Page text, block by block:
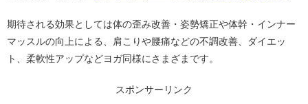
期待される効果としては体の歪み改善・姿勢矯正や体幹・インナー
マッスルの向上による、肩こりや腰痛などの不調改善、ダイエッ
ト、柔軟性アップなどヨガ同様にさまざまです。
スポンサーリンク